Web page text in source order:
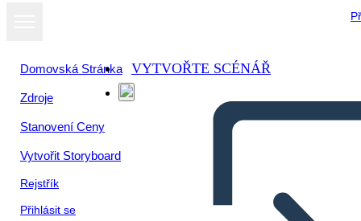
Domovská Stránka
Zdroje
Stanovení Ceny
Vytvořit Storyboard
Rejstřík
Přihlásit se
VYTVOŘTE SCÉNÁŘ